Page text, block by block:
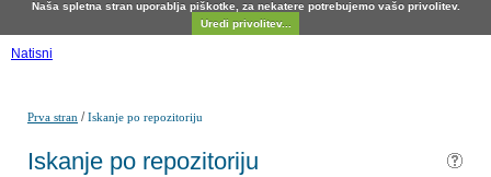
Naša spletna stran uporablja piškotke, za nekatere potrebujemo vašo privolitev.
Uredi privolitev...
Natisni
Prva stran /Iskanje po repozitoriju
Iskanje po repozitoriju